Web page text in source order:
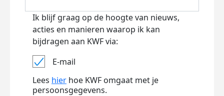
Ik blijf graag op de hoogte van nieuws,
acties en manieren waarop ik kan
bijdragen aan KWF via:
E-mail
Lees hier hoe KWF omgaat met je
persoonsgegevens.